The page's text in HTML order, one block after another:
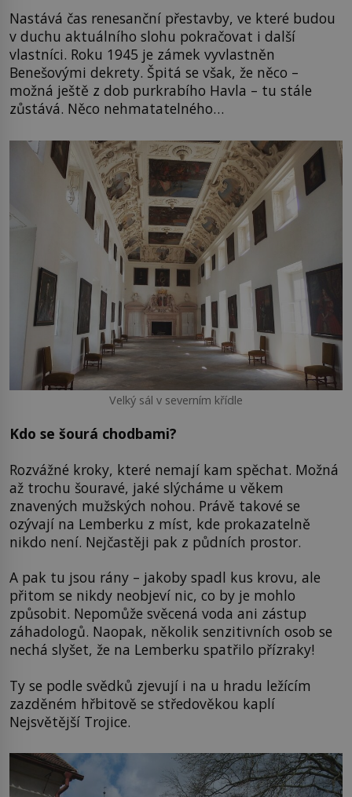
Nastává čas renesanční přestavby, ve které budou
v duchu aktuálního slohu pokračovat i další
vlastníci. Roku 1945 je zámek vyvlastněn
Benešovými dekrety. Špitá se však, že něco –
možná ještě z dob purkrabího Havla – tu stále
zůstává. Něco nehmatatelného…
Velký sál v severním křídle
Kdo se šourá chodbami?
Rozvážné kroky, které nemají kam spěchat. Možná
až trochu šouravé, jaké slýcháme u věkem
znavených mužských nohou. Právě takové se
ozývají na Lemberku z míst, kde prokazatelně
nikdo není. Nejčastěji pak z půdních prostor.
A pak tu jsou rány – jakoby spadl kus krovu, ale
přitom se nikdy neobjeví nic, co by je mohlo
způsobit. Nepomůže svěcená voda ani zástup
záhadologů. Naopak, několik senzitivních osob se
nechá slyšet, že na Lemberku spatřilo přízraky!
Ty se podle svědků zjevují i na u hradu ležícím
zazděném hřbitově se středověkou kaplí
Nejsvětější Trojice.